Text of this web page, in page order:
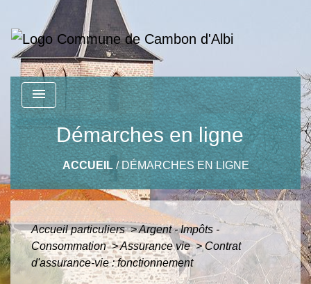
menu
Démarches en ligne
ACCUEIL/ DÉMARCHES EN LIGNE
Accueil particuliers>Argent - Impôts -
Consommation>Assurance vie> Contrat
d'assurance-vie : fonctionnement